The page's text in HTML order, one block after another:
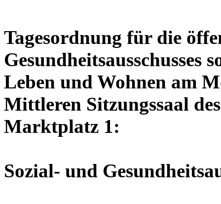
Tagesordnung für die
Gesundheitsausschusses
Leben und Wohnen am
Mittleren Sitzungssaal
Marktplatz 1:
Sozial- und